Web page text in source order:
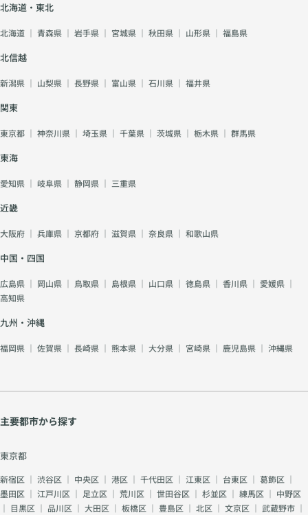
北海道・東北
北海道 ｜ 青森県 ｜ 岩手県 ｜ 宮城県 ｜ 秋田県 ｜ 山形県 ｜ 福島県
北信越
新潟県 ｜ 山梨県 ｜ 長野県 ｜ 富山県 ｜ 石川県 ｜ 福井県
関東
東京都 ｜ 神奈川県 ｜ 埼玉県 ｜ 千葉県 ｜ 茨城県 ｜ 栃木県 ｜ 群馬県
東海
愛知県 ｜ 岐阜県 ｜ 静岡県 ｜ 三重県
近畿
大阪府 ｜ 兵庫県 ｜ 京都府 ｜ 滋賀県 ｜ 奈良県 ｜ 和歌山県
中国・四国
広島県 ｜ 岡山県 ｜ 鳥取県 ｜ 島根県 ｜ 山口県 ｜ 徳島県 ｜ 香川県 ｜ 愛媛県 ｜
高知県
九州・沖縄
福岡県 ｜ 佐賀県 ｜ 長崎県 ｜ 熊本県 ｜ 大分県 ｜ 宮崎県 ｜ 鹿児島県 ｜ 沖縄県
主要都市から探す
東京都
新宿区 ｜ 渋谷区 ｜ 中央区 ｜ 港区 ｜ 千代田区 ｜ 江東区 ｜ 台東区 ｜ 葛飾区 ｜
墨田区 ｜ 江戸川区 ｜ 足立区 ｜ 荒川区 ｜ 世田谷区 ｜ 杉並区 ｜ 練馬区 ｜ 中野区
｜ 目黒区 ｜ 品川区 ｜ 大田区 ｜ 板橋区 ｜ 豊島区 ｜ 北区 ｜ 文京区 ｜ 武蔵野市 ｜